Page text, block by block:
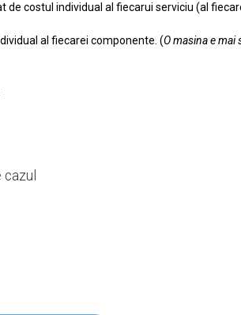
de costul individual al fiecarui serviciu (al
al fiecarei componente. (O masina e mai